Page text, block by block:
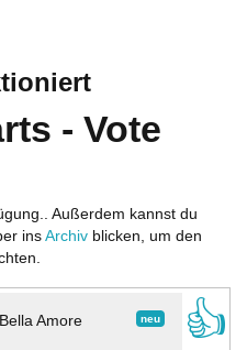
- Vote
Außerdem kannst du
ins Archiv blicken, um den
neu
Amore
👍